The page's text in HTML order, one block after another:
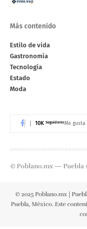
Más contenido
Estilo de vida
Gastronomía
Tecnología
Estado
Moda
10K SeguidoresMe gusta
© Poblano.mx — Puebla
© 2025 Poblano.mx |
Puebla, México. Este